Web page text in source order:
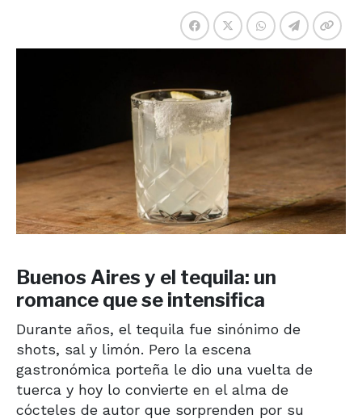
Buenos Aires y el tequila: un
romance que se intensifica
Durante años, el tequila fue sinónimo de
shots, sal y limón. Pero la escena
gastronómica porteña le dio una vuelta de
tuerca y hoy lo convierte en el alma de
cócteles de autor que sorprenden por su